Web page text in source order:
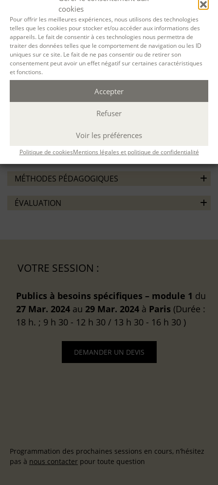
cookies
Pour offrir les meilleures expériences, nous utilisons des technologies
telles que les cookies pour stocker et/ou accéder aux informations des
appareils. Le fait de consentir à ces technologies nous permettra de
traiter des données telles que le comportement de navigation ou les ID
uniques sur ce site. Le fait de ne pas consentir ou de retirer son
consentement peut avoir un effet négatif sur certaines caractéristiques
et fonctions.
Accepter
Refuser
Voir les préférences
Politique de cookiesMentions légales et politique de confidentialité
Repérer les conditions de contexte et de cadre qui
aident à l’émergence d’un travail d’écriture, quelles que
soient les difficultés des participants
Concevoir des dispositifs adaptés et des stratégies
adéquates pour animer des ateliers avec des détenus,
psychotiques, sans domicile…
Conduire des ateliers en collaboration avec l’équipe
institutionnelle
PRÉREQUIS / ORIENTATION
la formation à l’animation d’ateliers d’écriture.
CONTENU
MÉTHODES PÉDAGOGIQUES
ÉVALUATION
VOTRE SESSION :
Publics à besoins spécifiques – module 1 du
27 Mar. 2024 au 29 Mar. 2024 à Paris (Durée :
18 h. ; 9 h 30 - 12 h 30 / 13 h 30 - 16 h 30 )
DEMANDER UN DEVIS
Programmation des prochaines sessions en cours, n’hésitez
pas à nous contacter pour toute question